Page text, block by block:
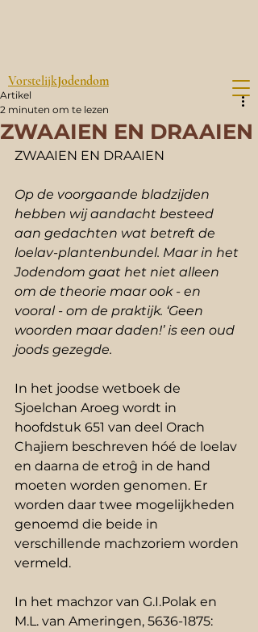
VorstelijkJodendom
ZWAAIEN EN DRAAIEN
Artikel
2 minuten om te lezen
ZWAAIEN EN DRAAIEN
Op de voorgaande bladzijden
hebben wij aandacht besteed
aan gedachten wat betreft de
loelav-plantenbundel. Maar in het
Jodendom gaat het niet alleen
om de theorie maar ook - en
vooral - om de praktijk. ‘Geen
woorden maar daden!’ is een oud
joods gezegde.
In het joodse wetboek de
Sjoelchan Aroeg wordt in
hoofdstuk 651 van deel Orach
Chajiem beschreven hóé de loelav
en daarna de etroĝ in de hand
moeten worden genomen. Er
worden daar twee mogelijkheden
genoemd die beide in
verschillende machzoriem worden
vermeld.
In het machzor van G.I.Polak en
M.L. van Ameringen, 5636-1875: